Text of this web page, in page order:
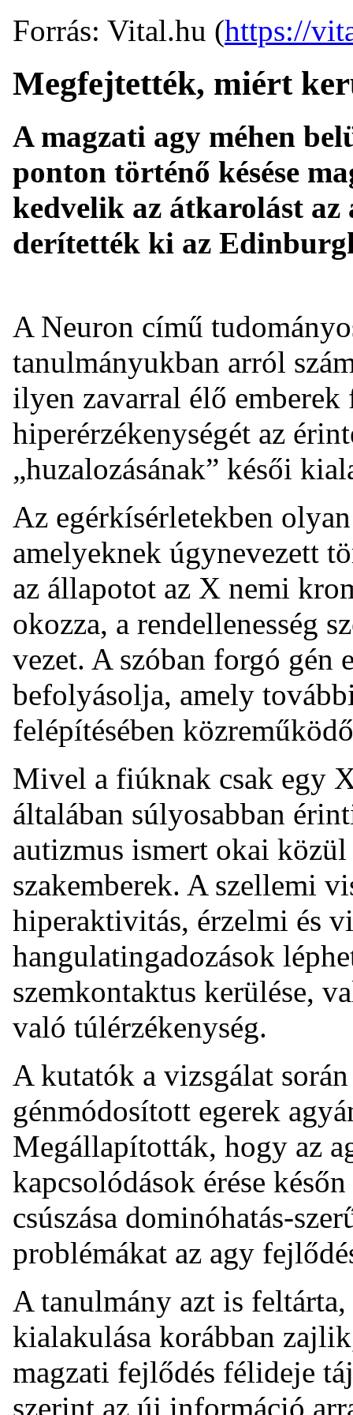
Forrás: Vital.hu (https://
Megfejtették, miért
A magzati agy méhen
ponton történő késése
kedvelik az átkarolást az
derítették ki az
A Neuron című
tanulmányukban arról
ilyen zavarral élő
hiperérzékenységét az
„huzalozásának” késői
Az egérkísérletekben
amelyeknek úgynevezett
az állapotot az X nemi
okozza, a rendellenesség
vezet. A szóban forgó gén
befolyásolja, amely
felépítésében
Mivel a fiúknak csak egy
általában súlyosabban
autizmus ismert okai
szakemberek. A szellemi
hiperaktivitás, érzelmi és
hangulatingadozások
szemkontaktus kerülése,
való túlérzékenység.
A kutatók a vizsgálat
génmódosított egerek
Megállapították, hogy az
kapcsolódások érése
csúszása dominóhatás-
problémákat az agy
A tanulmány azt is
kialakulása korábban
magzati fejlődés félideje
szerint az új információ